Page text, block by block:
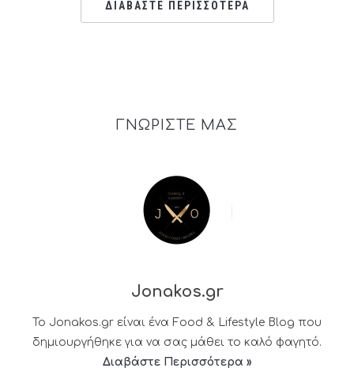
ΔΙΑΒΑΣΤΕ ΠΕΡΙΣΣΟΤΕΡΑ
ΓΝΩΡΙΣΤΕ ΜΑΣ
Jonakos.gr
Το Jonakos.gr είναι ένα Food & Lifestyle Blog που
δημιουργήθηκε για να σας μάθει το καλό φαγητό.
Διαβάστε Περισσότερα »